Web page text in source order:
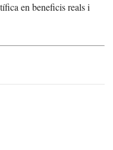
en beneficis reals i